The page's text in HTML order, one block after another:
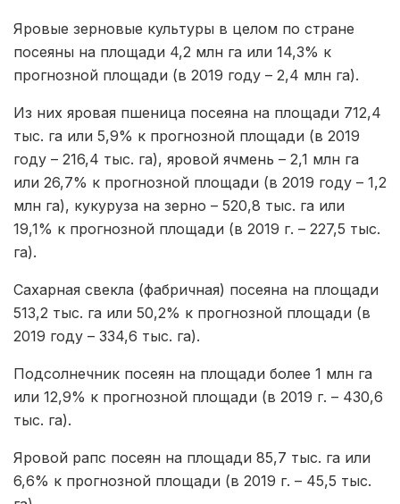
Яровые зерновые культуры в целом по стране
посеяны на площади 4,2 млн га или 14,3% к
прогнозной площади (в 2019 году – 2,4 млн га).
Из них яровая пшеница посеяна на площади 712,4
тыс. га или 5,9% к прогнозной площади (в 2019
году – 216,4 тыс. га), яровой ячмень – 2,1 млн га
или 26,7% к прогнозной площади (в 2019 году – 1,2
млн га), кукуруза на зерно – 520,8 тыс. га или
19,1% к прогнозной площади (в 2019 г. – 227,5 тыс.
га).
Сахарная свекла (фабричная) посеяна на площади
513,2 тыс. га или 50,2% к прогнозной площади (в
2019 году – 334,6 тыс. га).
Подсолнечник посеян на площади более 1 млн га
или 12,9% к прогнозной площади (в 2019 г. – 430,6
тыс. га).
Яровой рапс посеян на площади 85,7 тыс. га или
6,6% к прогнозной площади (в 2019 г. – 45,5 тыс.